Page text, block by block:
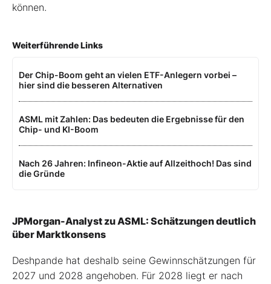
können.
Weiterführende Links
Der Chip-Boom geht an vielen ETF-Anlegern vorbei –
hier sind die besseren Alternativen
ASML mit Zahlen: Das bedeuten die Ergebnisse für den
Chip- und KI-Boom
Nach 26 Jahren: Infineon-Aktie auf Allzeithoch! Das sind
die Gründe
JPMorgan-Analyst zu ASML: Schätzungen deutlich
über Marktkonsens
Deshpande hat deshalb seine Gewinnschätzungen für
2027 und 2028 angehoben. Für 2028 liegt er nach